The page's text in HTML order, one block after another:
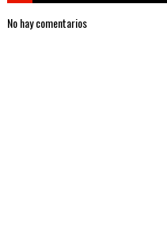
No hay comentarios